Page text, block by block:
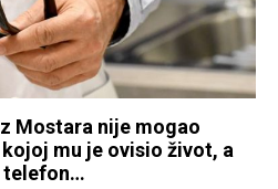
Mostara nije mogao
mu je ovisio život, a
telefon…